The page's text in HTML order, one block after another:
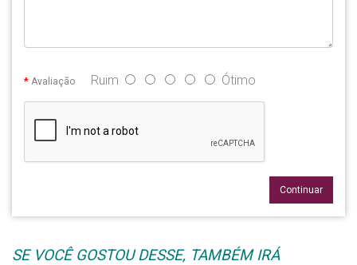
Avaliação Ruim Ótimo
Continuar
SE VOCÊ GOSTOU DESSE, TAMBÉM IRÁ